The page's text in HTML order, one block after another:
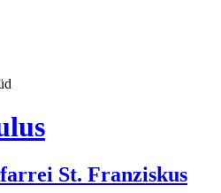
St. Franziskus